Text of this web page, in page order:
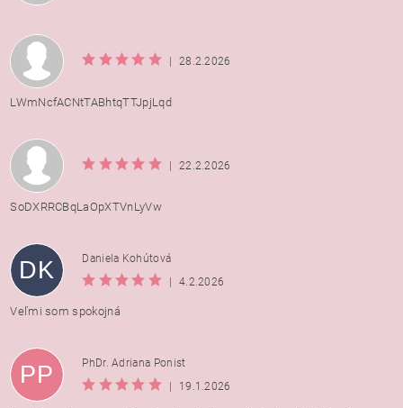
28.2.2026
LWmNcfACNtTABhtqTTJpjLqd
22.2.2026
SoDXRRCBqLaOpXTVnLyVw
DK
Daniela Kohútová
4.2.2026
Veľmi som spokojná
PP
PhDr. Adriana Ponist
19.1.2026